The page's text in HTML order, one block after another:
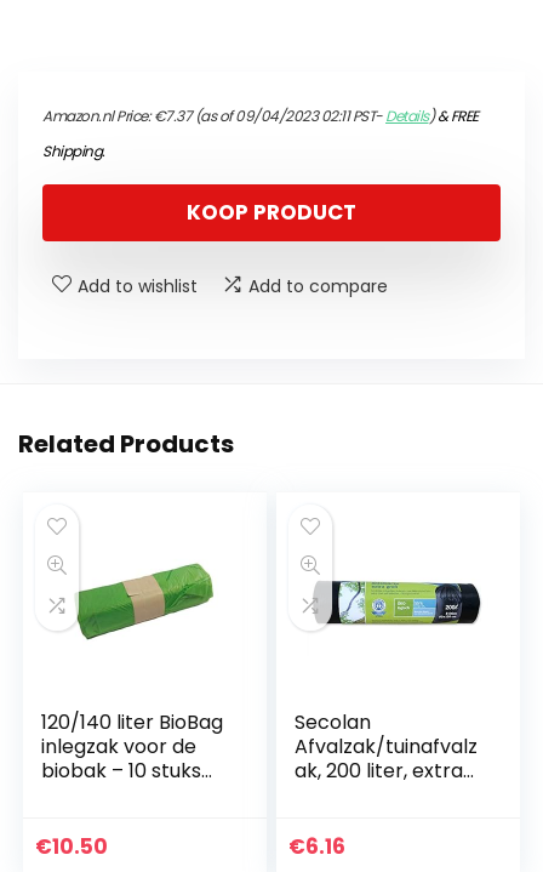
Amazon.nl Price:€7.37(as of 09/04/2023 02:11 PST-Details)&FREE
Shipping.
KOOP PRODUCT
Add to wishlist Add to compare
Related Products
120/140 liter BioBag
inlegzak voor de
biobak – 10 stuks
€10.50
Secolan
Afvalzak/tuinafvalz
ak, 200 liter, extra
rol/8 stuks
€6.16